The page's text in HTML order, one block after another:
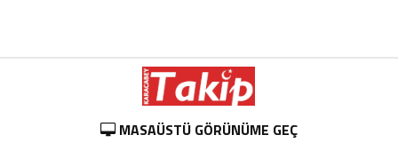
MASAÜSTÜ GÖRÜNÜME GEÇ